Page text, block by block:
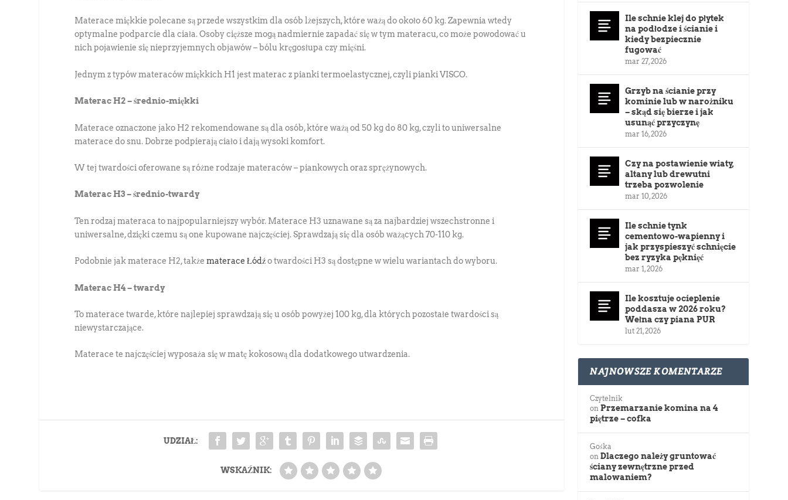
Materace miękkie polecane są przede wszystkim dla osób lżejszych, które ważą do około 60 kg. Zapewnia wtedy
optymalne podparcie dla ciała. Osoby cięższe mogą nadmiernie zapadać się w tym materacu, co może powodować u
nich pojawienie się nieprzyjemnych objawów – bólu kręgosłupa czy mięśni.
Jednym z typów materaców miękkich H1 jest materac z pianki termoelastycznej, czyli pianki VISCO.
Materac H2 – średnio-miękki
Materace oznaczone jako H2 rekomendowane są dla osób, które ważą od 50 kg do 80 kg, czyli to uniwersalne
materace do snu. Dobrze podpierają ciało i dają wysoki komfort.
W tej twardości oferowane są różne rodzaje materaców – piankowych oraz sprężynowych.
Materac H3 – średnio-twardy
Ten rodzaj materaca to najpopularniejszy wybór. Materace H3 uznawane są za najbardziej wszechstronne i
uniwersalne, dzięki czemu są one kupowane najczęściej. Sprawdzają się dla osób ważących 70-110 kg.
Podobnie jak materace H2, takżematerace Łódźo twardości H3 są dostępne w wielu wariantach do wyboru.
Materac H4 – twardy
To materace twarde, które najlepiej sprawdzają się u osób powyżej 100 kg, dla których pozostałe twardości są
niewystarczające.
Materace te najczęściej wyposaża się w matę kokosową dla dodatkowego utwardzenia.
UDZIAŁ:
WSKAŹNIK:
Ile schnie klej do płytek
na podłodze i ścianie i
kiedy bezpiecznie
fugować
mar 27, 2026
Grzyb na ścianie przy
kominie lub w narożniku
– skąd się bierze i jak
usunąć przyczynę
mar 16, 2026
Czy na postawienie wiaty,
altany lub drewutni
trzeba pozwolenie
mar 10, 2026
Ile schnie tynk
cementowo-wapienny i
jak przyspieszyć schnięcie
bez ryzyka pęknięć
mar 1, 2026
Ile kosztuje ocieplenie
poddasza w 2026 roku?
Wełna czy piana PUR
lut 21, 2026
NAJNOWSZE KOMENTARZE
Czytelnik
onPrzemarzanie komina na 4
piętrze – cofka
Gośka
onDlaczego należy gruntować
ściany zewnętrzne przed
malowaniem?